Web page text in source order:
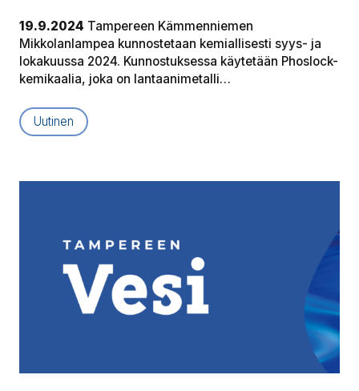
19.9.2024 Tampereen Kämmenniemen
Mikkolanlampea kunnostetaan kemiallisesti syys- ja
lokakuussa 2024. Kunnostuksessa käytetään Phoslock-
kemikaalia, joka on lantaanimetalli…
Uutinen